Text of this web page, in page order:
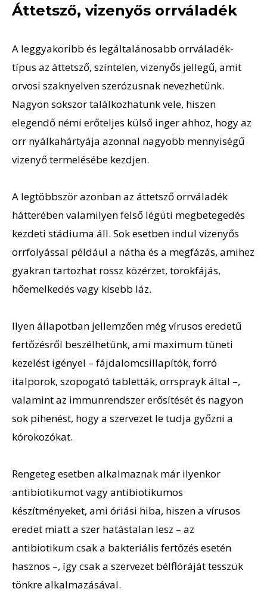
Áttetsző, vizenyős orrváladék
A leggyakoribb és legáltalánosabb orrváladék-
típus az áttetsző, színtelen, vizenyős jellegű, amit
orvosi szaknyelven szerózusnak nevezhetünk.
Nagyon sokszor találkozhatunk vele, hiszen
elegendő némi erőteljes külső inger ahhoz, hogy az
orr nyálkahártyája azonnal nagyobb mennyiségű
vizenyő termelésébe kezdjen.
A legtöbbször azonban az áttetsző orrváladék
hátterében valamilyen felső légúti megbetegedés
kezdeti stádiuma áll. Sok esetben indul vizenyős
orrfolyással például a nátha és a megfázás, amihez
gyakran tartozhat rossz közérzet, torokfájás,
hőemelkedés vagy kisebb láz.
Ilyen állapotban jellemzően még vírusos eredetű
fertőzésről beszélhetünk, ami maximum tüneti
kezelést igényel – fájdalomcsillapítók, forró
italporok, szopogató tabletták, orrsprayk által –,
valamint az immunrendszer erősítését és nagyon
sok pihenést, hogy a szervezet le tudja győzni a
kórokozókat.
Rengeteg esetben alkalmaznak már ilyenkor
antibiotikumot vagy antibiotikumos
készítményeket, ami óriási hiba, hiszen a vírusos
eredet miatt a szer hatástalan lesz – az
antibiotikum csak a bakteriális fertőzés esetén
hasznos –, így csak a szervezet bélflóráját tesszük
tönkre alkalmazásával.